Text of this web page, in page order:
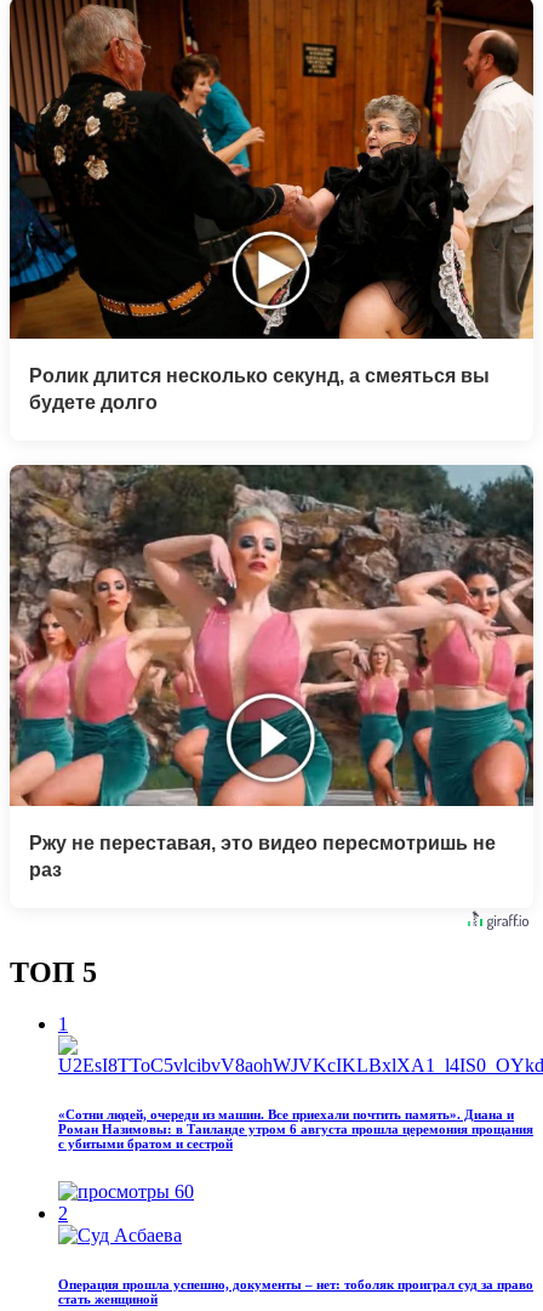
Ролик длится несколько секунд, а смеяться вы
будете долго
Ржу не переставая, это видео пересмотришь не
раз
ТОП 5
1
«Сотни людей, очереди из машин. Все приехали почтить память». Диана и
Роман Назимовы: в Таиланде утром 6 августа прошла церемония прощания
с убитыми братом и сестрой
60
2
Операция прошла успешно, документы – нет: тоболяк проиграл суд за право
стать женщиной